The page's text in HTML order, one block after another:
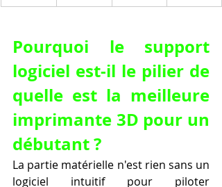
Pourquoi le support
logiciel est-il le pilier de
quelle est la meilleure
imprimante 3D pour un
débutant ?
La partie matérielle n'est rien sans un
logiciel intuitif pour piloter